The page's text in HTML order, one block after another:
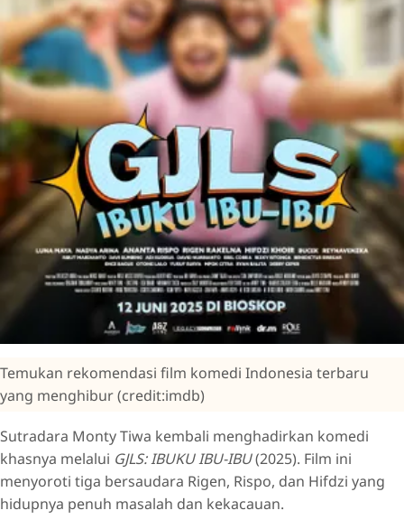
Temukan rekomendasi film komedi Indonesia terbaru
yang menghibur (credit:imdb)
Sutradara Monty Tiwa kembali menghadirkan komedi
khasnya melalui GJLS: IBUKU IBU-IBU(2025). Film ini
menyoroti tiga bersaudara Rigen, Rispo, dan Hifdzi yang
hidupnya penuh masalah dan kekacauan.